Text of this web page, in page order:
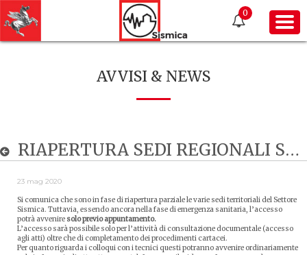
0
AVVISI & NEWS
RIAPERTURA SEDI REGIONALI SETTORE SISMICA
23 mag 2020
Si comunica che sono in fase di riapertura parziale le varie sedi territoriali del Settore
Sismica. Tuttavia, essendo ancora nella fase di emergenza sanitaria, l’accesso
potrà avvenire solo previo appuntamento.
L’accesso sarà possibile solo per l’attività di consultazione documentale (accesso
agli atti) oltre che di completamento dei procedimenti cartacei.
Per quanto riguarda i colloqui con i tecnici questi potranno avvenire ordinariamente